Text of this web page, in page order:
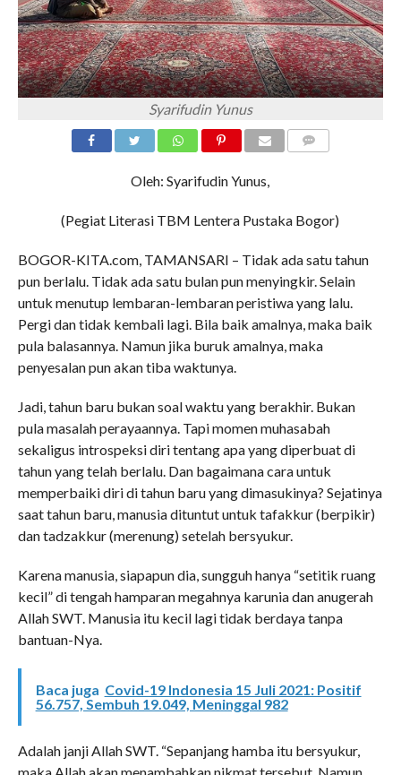
Syarifudin Yunus
Oleh: Syarifudin Yunus,
(Pegiat Literasi TBM Lentera Pustaka Bogor)
BOGOR-KITA.com, TAMANSARI – Tidak ada satu tahun
pun berlalu. Tidak ada satu bulan pun menyingkir. Selain
untuk menutup lembaran-lembaran peristiwa yang lalu.
Pergi dan tidak kembali lagi. Bila baik amalnya, maka baik
pula balasannya. Namun jika buruk amalnya, maka
penyesalan pun akan tiba waktunya.
Jadi, tahun baru bukan soal waktu yang berakhir. Bukan
pula masalah perayaannya. Tapi momen muhasabah
sekaligus introspeksi diri tentang apa yang diperbuat di
tahun yang telah berlalu. Dan bagaimana cara untuk
memperbaiki diri di tahun baru yang dimasukinya? Sejatinya
saat tahun baru, manusia dituntut untuk tafakkur (berpikir)
dan tadzakkur (merenung) setelah bersyukur.
Karena manusia, siapapun dia, sungguh hanya “setitik ruang
kecil” di tengah hamparan megahnya karunia dan anugerah
Allah SWT. Manusia itu kecil lagi tidak berdaya tanpa
bantuan-Nya.
Baca juga Covid-19 Indonesia 15 Juli 2021: Positif
56.757, Sembuh 19.049, Meninggal 982
Adalah janji Allah SWT. “Sepanjang hamba itu bersyukur,